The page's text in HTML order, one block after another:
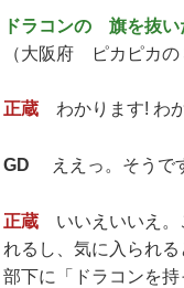
ドラコンの 旗を抜
（大阪府 ピカピカ
正蔵 わかります! わ
GD ええっ。そうで
正蔵 いいえいいえ。
れるし、気に入られ
部下に「ドラコンを